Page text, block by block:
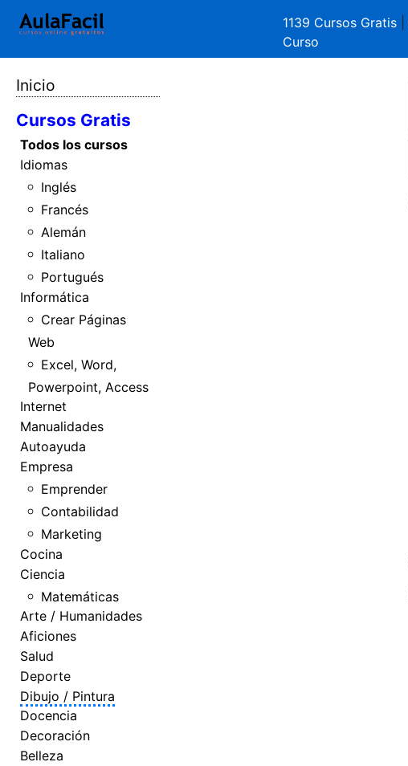
1139 Cursos Gratis
Curso
Inicio
Cursos Gratis
Todos los cursos
Idiomas
Inglés
Francés
Alemán
Italiano
Portugués
Informática
Crear Páginas
Web
Excel, Word,
Powerpoint, Access
Internet
Manualidades
Autoayuda
Empresa
Emprender
Contabilidad
Marketing
Cocina
Ciencia
Matemáticas
Arte / Humanidades
Aficiones
Salud
Deporte
Dibujo / Pintura
Docencia
Decoración
Belleza